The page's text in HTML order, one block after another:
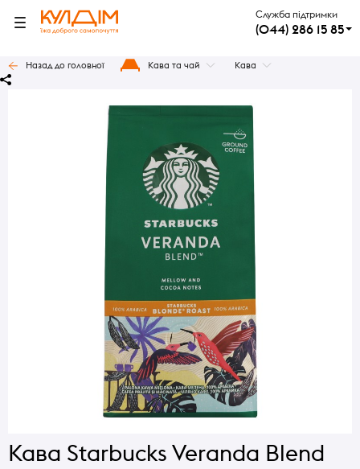
Служба підтримки
(044) 286 15 85
Назад до головної Кава та чай Кава
Кава Starbucks Veranda Blend